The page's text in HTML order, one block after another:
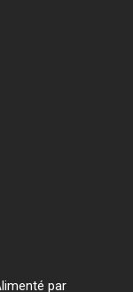
par